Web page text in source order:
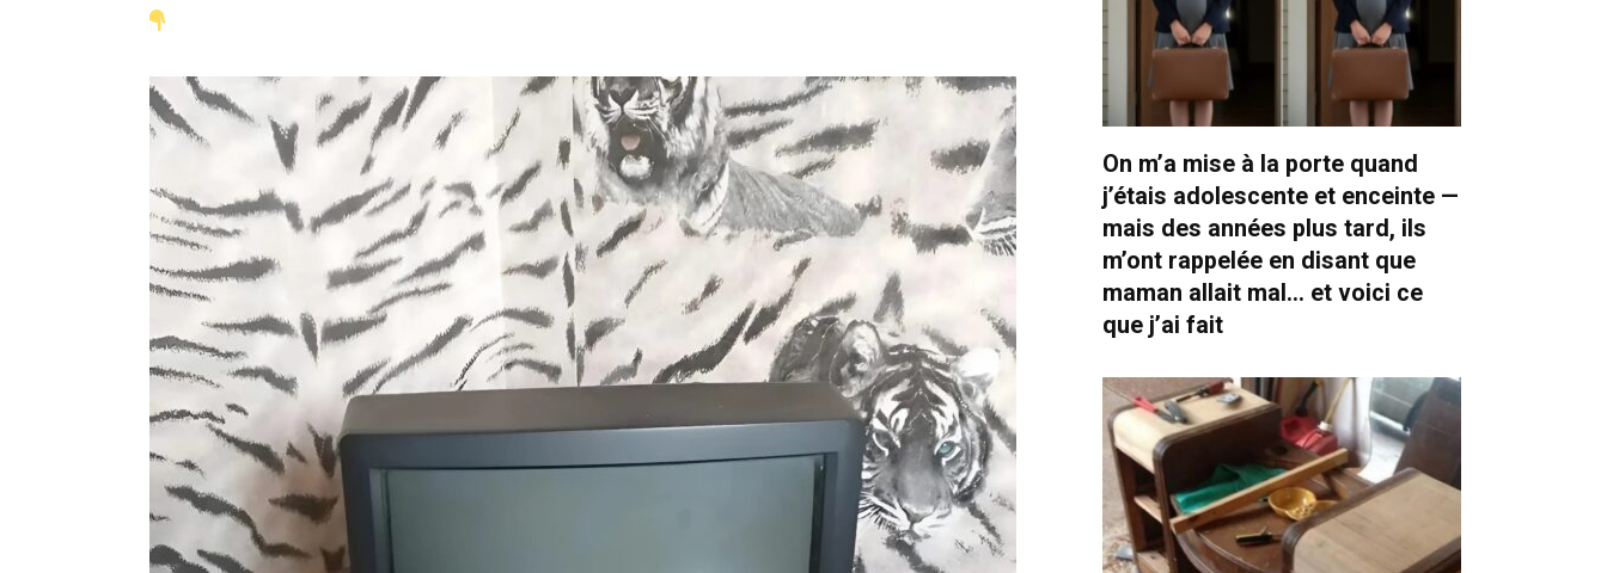
On m’a mise à la porte quand
j’étais adolescente et enceinte —
mais des années plus tard, ils
m’ont rappelée en disant que
maman allait mal… et voici ce
que j’ai fait